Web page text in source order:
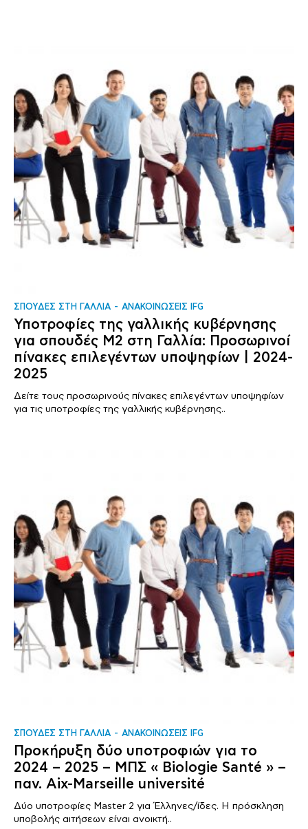
ΣΠΟΥΔΕΣ ΣΤΗ ΓΑΛΛΙΑ ΑΝΑΚΟΙΝΩΣΕΙΣ IFG
Υποτροφίες της γαλλικής κυβέρνησης
για σπουδές Μ2 στη Γαλλία: Προσωρινοί
πίνακες επιλεγέντων υποψηφίων | 2024-
2025
Δείτε τους προσωρινούς πίνακες επιλεγέντων υποψηφίων
για τις υποτροφίες της γαλλικής κυβέρνησης..
ΣΠΟΥΔΕΣ ΣΤΗ ΓΑΛΛΙΑ ΑΝΑΚΟΙΝΩΣΕΙΣ IFG
Προκήρυξη δύο υποτροφιών για το
2024 – 2025 – ΜΠΣ « Biologie Santé » –
παν. Aix-Marseille université
Δύο υποτροφίες Master 2 για Έλληνες/ίδες. Η πρόσκληση
υποβολής αιτήσεων είναι ανοικτή..